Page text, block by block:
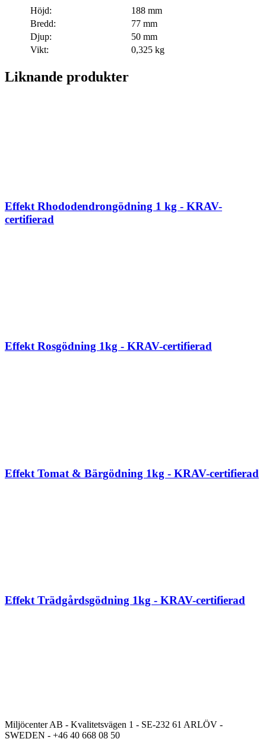
Höjd:
188 mm
Bredd:
77 mm
Djup:
50 mm
Vikt:
0,325 kg
Liknande produkter
Effekt Rhododendrongödning 1 kg - KRAV-
certifierad
Effekt Rosgödning 1kg - KRAV-certifierad
Effekt Tomat & Bärgödning 1kg - KRAV-certifierad
Effekt Trädgårdsgödning 1kg - KRAV-certifierad
Miljöcenter AB - Kvalitetsvägen 1 - SE-232 61 ARLÖV -
SWEDEN - +46 40 668 08 50